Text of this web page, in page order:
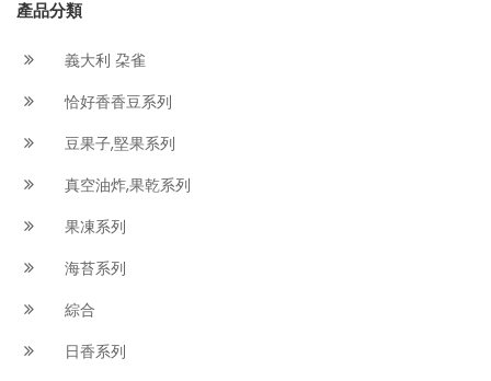
產品分類
義大利 朶雀
恰好香香豆系列
豆果子,堅果系列
真空油炸,果乾系列
果凍系列
海苔系列
綜合
日香系列